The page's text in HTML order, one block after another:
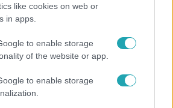
like cookies on web or
in apps.
to enable storage
of the website or app.
to enable storage